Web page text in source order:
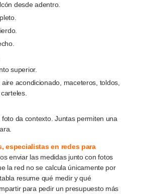
desde adentro.
superior.
acondicionado, maceteros, toldos,
da contexto. Juntas permiten una
especialistas en redes para
enviar las medidas junto con fotos
la red no se calcula únicamente por
resume qué medir y qué
para pedir un presupuesto más